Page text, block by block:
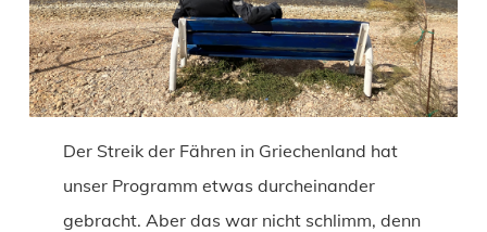
Der Streik der Fähren in Griechenland hat
unser Programm etwas durcheinander
gebracht. Aber das war nicht schlimm, denn